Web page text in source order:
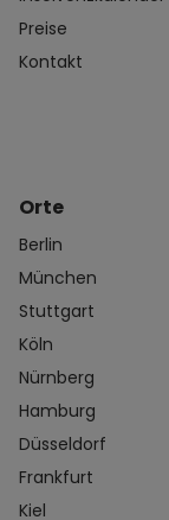
Preise
Kontakt
Orte
Berlin
München
Stuttgart
Köln
Nürnberg
Hamburg
Düsseldorf
Frankfurt
Kiel